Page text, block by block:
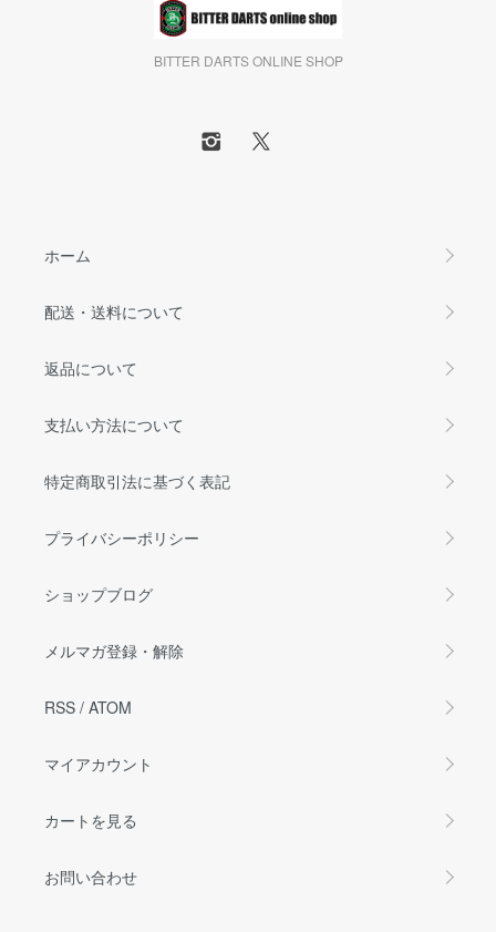
BITTER DARTS ONLINE SHOP
ホーム
配送・送料について
返品について
支払い方法について
特定商取引法に基づく表記
プライバシーポリシー
ショップブログ
メルマガ登録・解除
RSS / ATOM
マイアカウント
カートを見る
お問い合わせ